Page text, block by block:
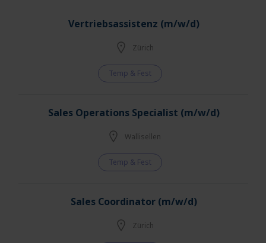
Vertriebsassistenz (m/w/d)
Zürich
Temp & Fest
Sales Operations Specialist (m/w/d)
Wallisellen
Temp & Fest
Sales Coordinator (m/w/d)
Zürich